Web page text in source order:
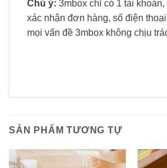
Chú ý: 3mbox chỉ có 1 tài
xác nhận đơn hàng, số điện
mọi vấn đề 3mbox không chịu
SẢN PHẨM TƯƠNG TỰ